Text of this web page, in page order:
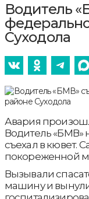
Водитель
Суходола
Авария
Водитель «БМВ»
съехал в кювет.
покореженной
Вызывали
машину и